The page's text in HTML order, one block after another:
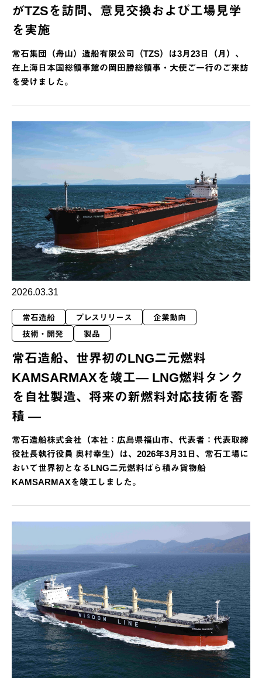
がTZSを訪問、意見交換および工場見学
を実施
常石集団（舟山）造船有限公司（TZS）は3月23日（月）、
在上海日本国総領事館の岡田勝総領事・大使ご一行のご来訪
を受けました。
2026.03.31
常石造船 プレスリリース
企業動向
技術・開発
製品
常石造船、世界初のLNG二元燃料
KAMSARMAXを竣工― LNG燃料タンク
を自社製造、将来の新燃料対応技術を蓄
積 ―
常石造船株式会社（本社：広島県福山市、代表者：代表取締
役社長執行役員 奥村幸生）は、2026年3月31日、常石工場に
おいて世界初となるLNG二元燃料ばら積み貨物船
KAMSARMAXを竣工しました。